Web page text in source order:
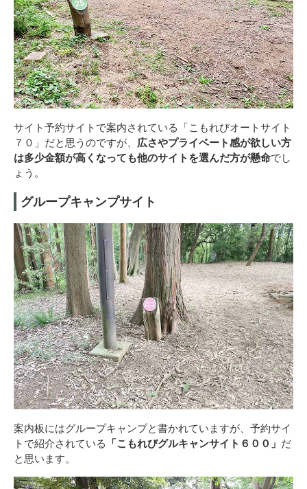
サイト予約サイトで案内されている「こもれびオートサイト
７０」だと思うのですが、 広さやプライベート感が欲しい方
は多少金額が高くなっても他のサイトを選んだ方が懸命でし
ょう。
グループキャンプサイト
案内板にはグループキャンプと書かれていますが、予約サイ
トで紹介されている 「こもれびグルキャンサイト６００」 だ
と思います。